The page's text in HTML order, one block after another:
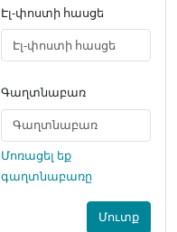
Էլ-փոստի հասցե
Գաղտնաբառ
Մոռացել եք
գաղտնաբառը
Մուտք